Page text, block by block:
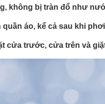
không bị tràn đổ như
áo, kể cả sau khi
cửa trước, cửa trên và